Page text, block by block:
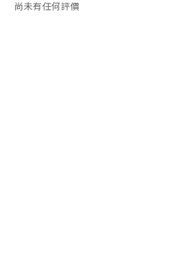
尚未有任何評價